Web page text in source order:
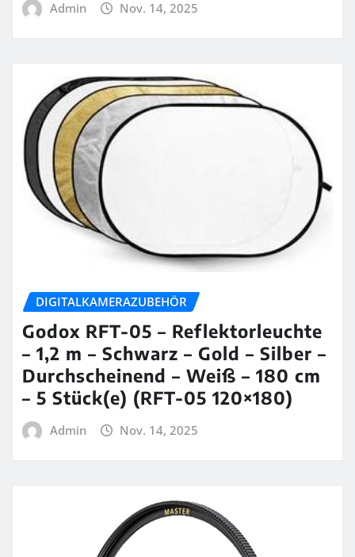
Admin Nov. 14, 2025
DIGITALKAMERAZUBEHÖR
Godox RFT-05 – Reflektorleuchte
– 1,2 m – Schwarz – Gold – Silber –
Durchscheinend – Weiß – 180 cm
– 5 Stück(e) (RFT-05 120×180)
Admin Nov. 14, 2025